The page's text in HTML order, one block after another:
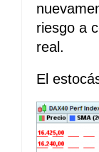
riesgo a
real.
El